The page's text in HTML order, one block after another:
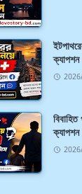
ক্যাপশন
ক্যাপশন